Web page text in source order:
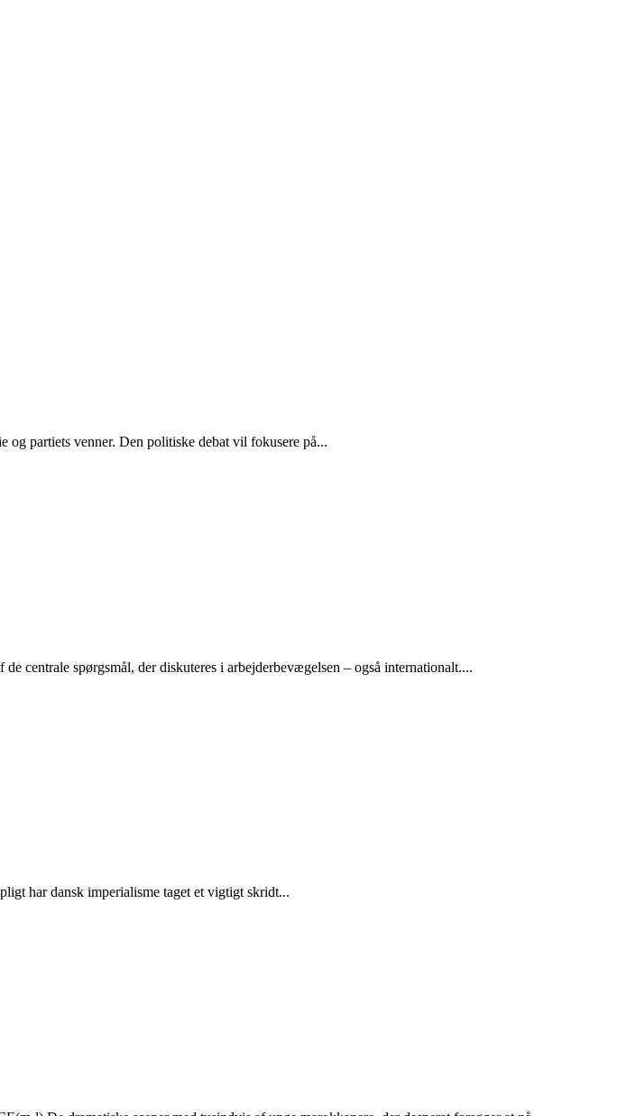
partiets venner. Den politiske debat vil fokusere på...
centrale spørgsmål, der diskuteres i arbejderbevægelsen – også internationalt....
har dansk imperialisme taget et vigtigt skridt...